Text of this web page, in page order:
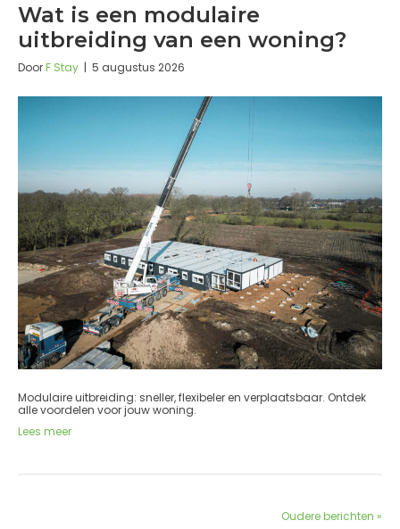
Wat is een modulaire
uitbreiding van een woning?
DoorF Stay | 5 augustus 2026
Modulaire uitbreiding: sneller, flexibeler en verplaatsbaar. Ontdek
alle voordelen voor jouw woning.
Lees meer
Oudere berichten »